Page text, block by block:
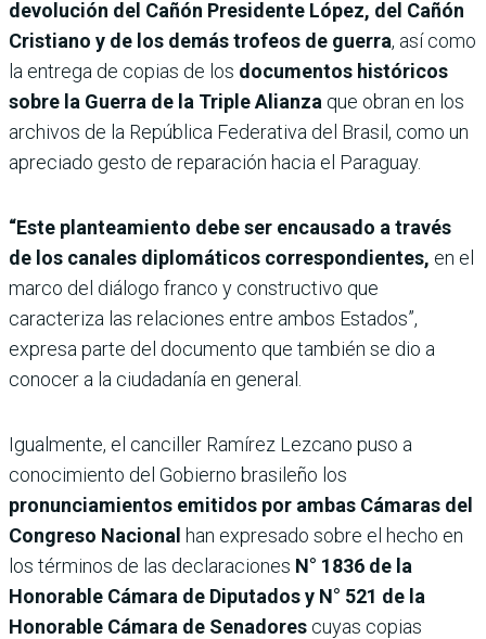
devolución del Cañón Presidente López, del Cañón
Cristiano y de los demás trofeos de guerra, así como
la entrega de copias de los documentos históricos
sobre la Guerra de la Triple Alianza que obran en los
archivos de la República Federativa del Brasil, como un
apreciado gesto de reparación hacia el Paraguay.
“Este planteamiento debe ser encausado a través
de los canales diplomáticos correspondientes, en el
marco del diálogo franco y constructivo que
caracteriza las relaciones entre ambos Estados”,
expresa parte del documento que también se dio a
conocer a la ciudadanía en general.
Igualmente, el canciller Ramírez Lezcano puso a
conocimiento del Gobierno brasileño los
pronunciamientos emitidos por ambas Cámaras del
Congreso Nacional han expresado sobre el hecho en
los términos de las declaraciones N° 1836 de la
Honorable Cámara de Diputados y N° 521 de la
Honorable Cámara de Senadores cuyas copias